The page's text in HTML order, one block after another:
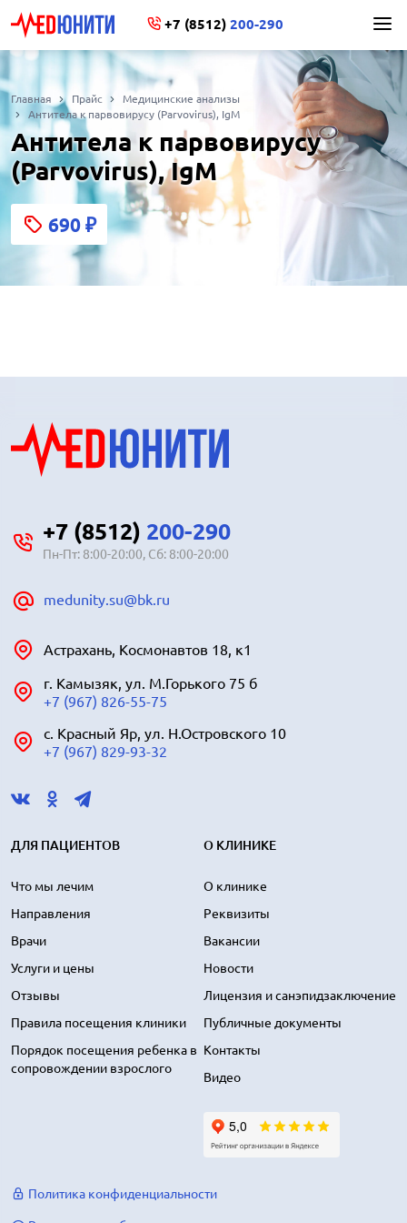
+7 (8512) 200-290
Главная Прайс
Медицинские анализы
Антитела к парвовирусу (Parvovirus), IgM
Антитела к парвовирусу
(Parvovirus), IgM
690 ₽
+7 (8512) 200-290
Пн-Пт: 8:00-20:00, Сб: 8:00-20:00
medunity.su@bk.ru
Астрахань, Космонавтов 18, к1
г. Камызяк, ул. М.Горького 75 б
+7 (967) 826-55-75
с. Красный Яр, ул. Н.Островского 10
+7 (967) 829-93-32
ДЛЯ ПАЦИЕНТОВ
Что мы лечим
Направления
Врачи
Услуги и цены
Отзывы
Правила посещения клиники
Порядок посещения ребенка в
сопровождении взрослого
О КЛИНИКЕ
О клинике
Реквизиты
Вакансии
Новости
Лицензия и санэпидзаключение
Публичные документы
Контакты
Видео
Политика конфиденциальности